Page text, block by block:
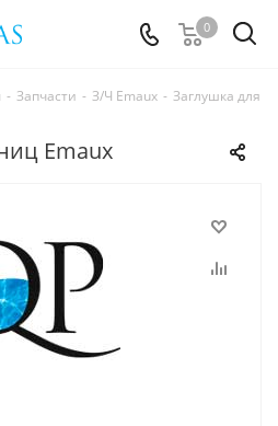
0
- Запчасти - З/Ч Emaux - Заглушка для
Emaux